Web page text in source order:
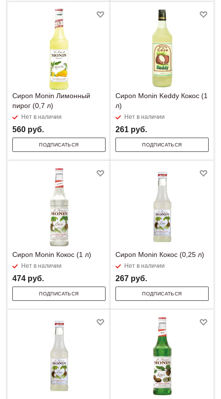
Сироп Monin Лимонный
пирог (0,7 л)
Нет в наличии
560 руб.
ПОДПИСАТЬСЯ
Сироп Monin Keddy Кокос (1
л)
Нет в наличии
261 руб.
ПОДПИСАТЬСЯ
Сироп Monin Кокос (1 л)
Нет в наличии
474 руб.
ПОДПИСАТЬСЯ
Сироп Monin Кокос (0,25 л)
Нет в наличии
267 руб.
ПОДПИСАТЬСЯ